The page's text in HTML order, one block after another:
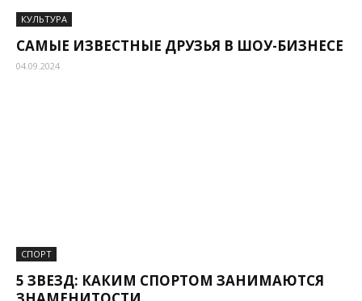
КУЛЬТУРА
САМЫЕ ИЗВЕСТНЫЕ ДРУЗЬЯ В ШОУ-БИЗНЕСЕ
04.09.2024
СПОРТ
5 ЗВЕЗД: КАКИМ СПОРТОМ ЗАНИМАЮТСЯ